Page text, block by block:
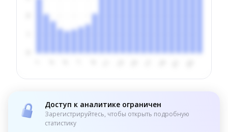
Доступ к аналитике ограничен
Зарегистрируйтесь, чтобы открыть подробную
статистику